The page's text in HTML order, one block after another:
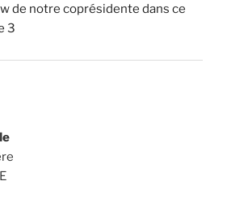
de notre coprésidente dans ce
3